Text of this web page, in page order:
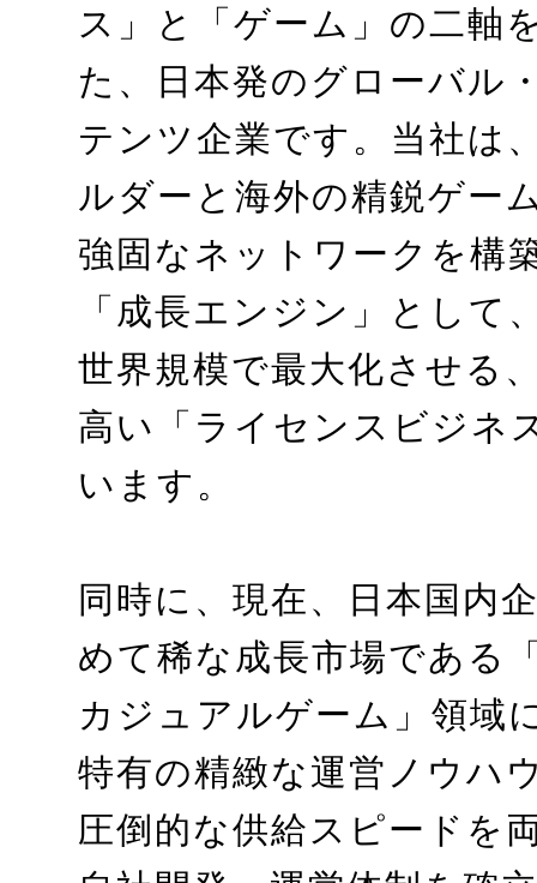
ス」と「ゲーム」の二軸
た、日本発のグローバル
テンツ企業です。当社は
ルダーと海外の精鋭ゲー
強固なネットワークを構
「成長エンジン」として
世界規模で最大化させる
高い「ライセンスビジネ
います。
同時に、現在、日本国内
めて稀な成長市場である
カジュアルゲーム」領域
特有の精緻な運営ノウハ
圧倒的な供給スピードを